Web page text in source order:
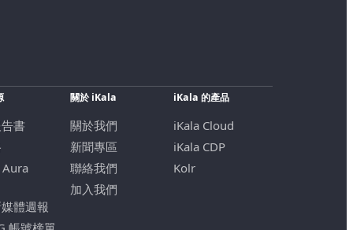
書
體週報
關於 iKala
關於我們
新聞專區
聯絡我們
加入我們
iKala 的產品
iKala Cloud
iKala CDP
Kolr